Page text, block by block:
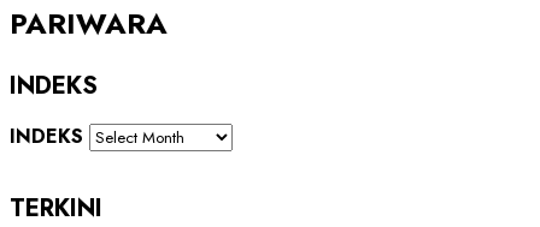
PARIWARA
INDEKS
INDEKS
TERKINI